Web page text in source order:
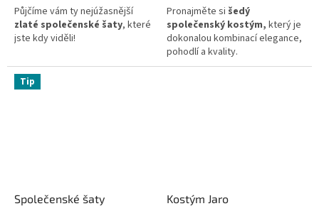
Půjčíme vám ty nejúžasnější
zlaté společenské šaty, které
jste kdy viděli!
Pronajměte si šedý
společenský kostým, který je
dokonalou kombinací elegance,
pohodlí a kvality.
Tip
Společenské šaty Kostým Jaro